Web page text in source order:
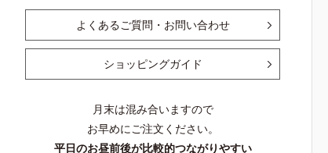
よくあるご質問・お問い合わせ
ショッピングガイド
月末は混み合いますので
お早めにご注文ください。
平日のお昼前後が比較的つながりやすい